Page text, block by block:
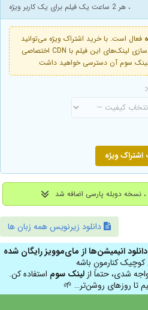
، هر 2 ساعت یک فیلم برای یک کاربر ویژه
فعال است. با خرید اشتراک ویژه می‌توانید
هر 2 ساعت یک‌بار درخواست همگام‌سازی لینک‌های این فیلم با CDN اختصاصی
لینک سوم آن دسترسی خواهید داشت
اشتراک ویژه
دانلود زیرنویس همه زبان ها
دانلود انیمیشن‌ها از مای‌موویز رایگان شده
کنارمون باشه
شدی، حتماً از لینک سوم استفاده کن.
تا روزهای روشن‌تر… 🌱